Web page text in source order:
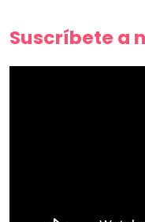
Suscríbete a